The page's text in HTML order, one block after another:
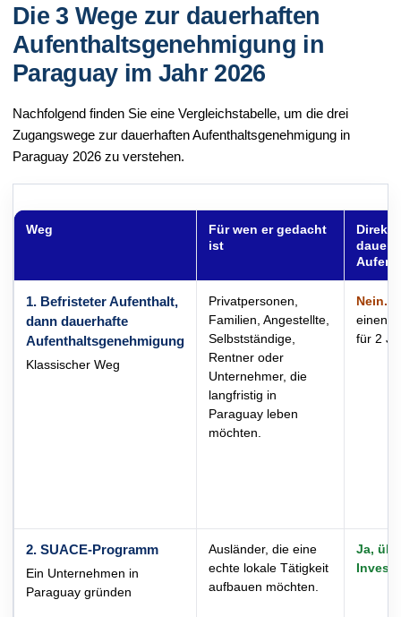
Die 3 Wege zur dauerhaften
Aufenthaltsgenehmigung in
Paraguay im Jahr 2026
Nachfolgend finden Sie eine Vergleichstabelle, um die drei
Zugangswege zur dauerhaften Aufenthaltsgenehmigung in
Paraguay 2026 zu verstehen.
Weg
Für wen er gedacht
ist
1. Befristeter Aufenthalt,
dann dauerhafte
Aufenthaltsgenehmigung
Klassischer Weg
Privatpersonen,
Familien, Angestellte,
Selbstständige,
Rentner oder
Unternehmer, die
langfristig in
Paraguay leben
möchten.
Nein.
einen
für 2
2. SUACE-Programm
Ein Unternehmen in
Paraguay gründen
Ausländer, die eine
echte lokale Tätigkeit
aufbauen möchten.
Ja,